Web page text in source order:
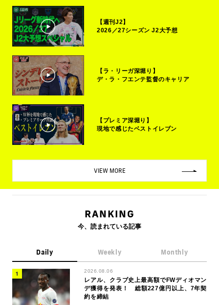
【週刊J2】
2026／27シーズン J2大予想
【ラ・リーガ深堀り】
デ・ラ・フエンテ監督のキャリア
【プレミア深堀り】
現地で感じたベストイレブン
VIEW MORE
RANKING
今、読まれている記事
Daily Weekly Monthly
2026.08.06
レアル、クラブ史上最高額でFWディオマン
デ獲得を発表！ 総額227億円以上、7年契
約を締結